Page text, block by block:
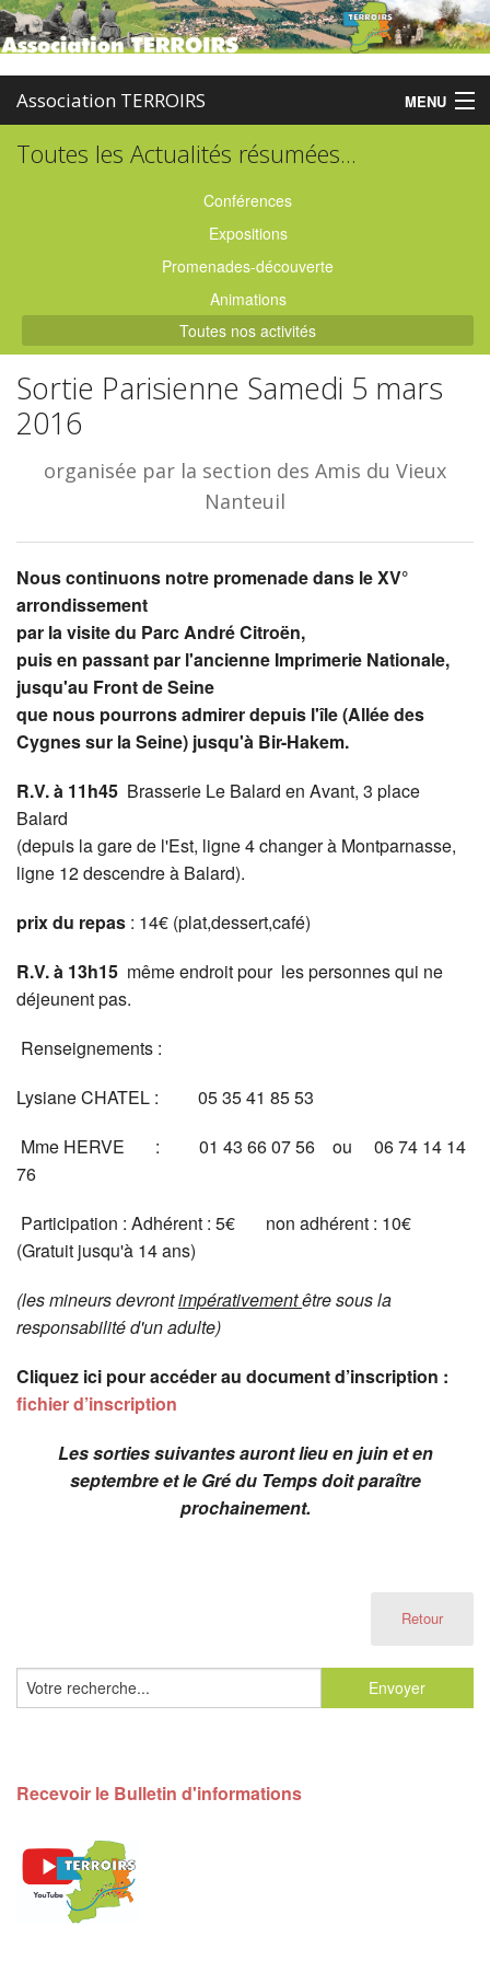
Association TERROIRS MENU
Accueil
Partenaires
Enquêtes
Contact
Boutique
Toutes les Actualités résumées...
Conférences
Expositions
Promenades-découverte
Animations
Toutes nos activités
Sortie Parisienne Samedi 5 mars
2016
organisée par la section des Amis du Vieux
Nanteuil
Nous continuons notre promenade dans le XV°
arrondissement
par la visite du Parc André Citroën,
puis en passant par l'ancienne Imprimerie Nationale,
jusqu'au Front de Seine
que nous pourrons admirer depuis l'île (Allée des
Cygnes sur la Seine) jusqu'à Bir-Hakem.
R.V. à 11h45 Brasserie Le Balard en Avant, 3 place
Balard
(depuis la gare de l'Est, ligne 4 changer à Montparnasse,
ligne 12 descendre à Balard).
prix du repas : 14€ (plat,dessert,café)
R.V. à 13h15 même endroit pour les personnes qui ne
déjeunent pas.
Renseignements :
Lysiane CHATEL : 05 35 41 85 53
Mme HERVE : 01 43 66 07 56 ou 06 74 14 14
76
Participation : Adhérent : 5€ non adhérent : 10€
(Gratuit jusqu'à 14 ans)
(les mineurs devrontimpérativementêtre sous la
responsabilité d'un adulte)
Cliquez ici pour accéder au document d’inscription :
fichier d’inscription
Les sorties suivantes auront lieu en juin et en
septembre et le Gré du Temps doit paraître
prochainement.
Retour
Recevoir le Bulletin d'informations